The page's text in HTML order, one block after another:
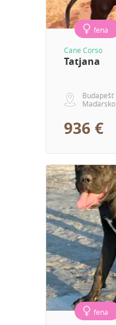
fena
Cane Corso
Tatjana
Budapešť
Maďarsko
936 €
fena